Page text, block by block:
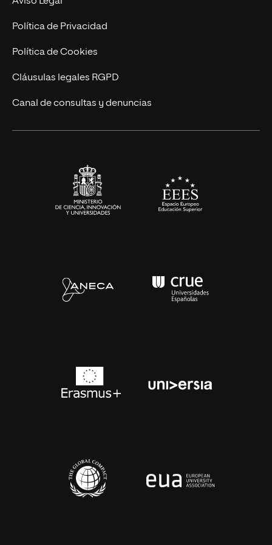
Postgrados
Cursos Universitarios
Trabaja en UNIR
Actualidad
UNIR Revista
Eventos
Política de Privacidad
Política de Cookies
Cláusulas legales RGPD
Canal de consultas y denuncias